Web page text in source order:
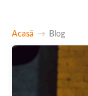
Acasă → Blog